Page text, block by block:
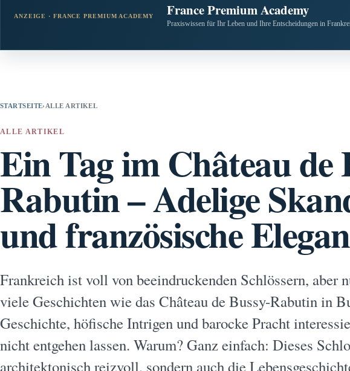
ANZEIGE · FRANCE PREMIUM ACADEMY France Premium Academy
Praxiswissen für Ihr Leben und Ihre Entscheidungen in
STARTSEITE› ALLE ARTIKEL
ALLE ARTIKEL
Ein Tag im Château de
Rabutin – Adelige
und französische
Frankreich ist voll von beeindruckenden Schlössern, aber
viele Geschichten wie das Château de Bussy-Rabutin in
Geschichte, höfische Intrigen und barocke Pracht
nicht entgehen lassen. Warum? Ganz einfach: Dieses
architektonisch reizvoll, sondern auch die